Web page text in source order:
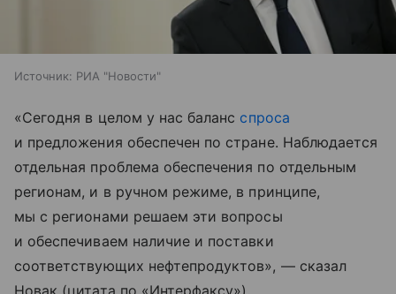
Источник: РИА "Новости"
«Сегодня в целом у нас баланс спроса
и предложения обеспечен по стране. Наблюдается
отдельная проблема обеспечения по отдельным
регионам, и в ручном режиме, в принципе,
мы с регионами решаем эти вопросы
и обеспечиваем наличие и поставки
соответствующих нефтепродуктов», — сказал
Новак (цитата по «Интерфаксу»).